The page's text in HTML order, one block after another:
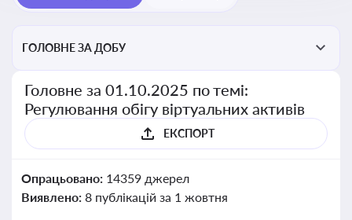
ГОЛОВНЕ ЗА ДОБУ
Головне за 01.10.2025 по темі:
Регулювання обігу віртуальних активів
ЕКСПОРТ
Опрацьовано: 14359 джерел
Виявлено: 8 публікацій за 1 жовтня